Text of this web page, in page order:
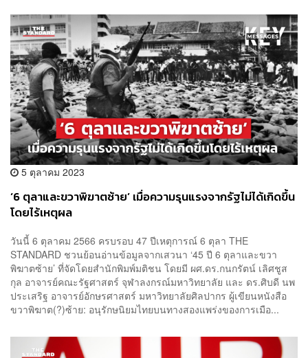
5 ตุลาคม 2023
‘6 ตุลาและขวาพิฆาตซ้าย’ เมื่อความรุนแรงจากรัฐไม่ได้เกิดขึ้น
โดยไร้เหตุผล
วันนี้ 6 ตุลาคม 2566 ครบรอบ 47 ปีเหตุการณ์ 6 ตุลา THE
STANDARD ชวนย้อนอ่านข้อมูลจากเสวนา ‘45 ปี 6 ตุลาและขวา
พิฆาตซ้าย’ ที่จัดโดยสำนักพิมพ์มติชน โดยมี ผศ.ดร.กนกรัตน์ เลิศชูส
กุล อาจารย์คณะรัฐศาสตร์ จุฬาลงกรณ์มหาวิทยาลัย และ ดร.ศิบดี นพ
ประเสริฐ อาจารย์อักษรศาสตร์ มหาวิทยาลัยศิลปากร ผู้เขียนหนังสือ
ขวาพิฆาต(?)ซ้าย: อนุรักษนิยมไทยบนทางสองแพร่งของการเมือ...